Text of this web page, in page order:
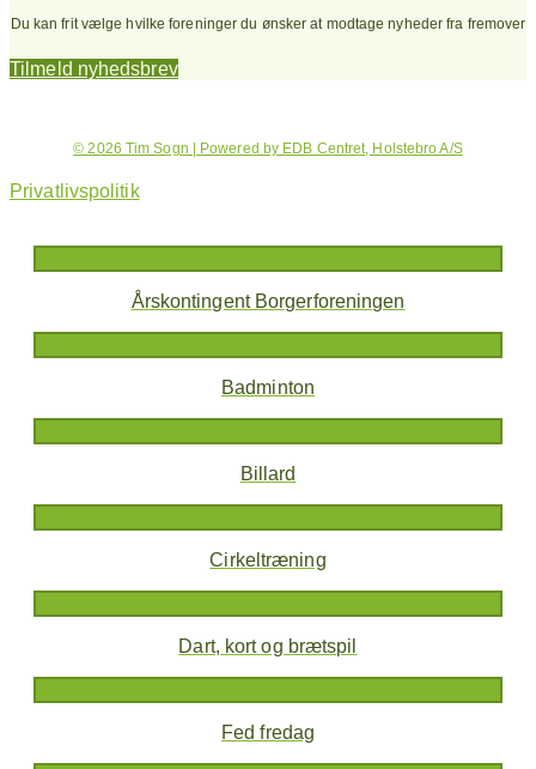
Du kan frit vælge hvilke foreninger du ønsker at modtage nyheder fra fremover
Tilmeld nyhedsbrev
© 2026 Tim Sogn | Powered by EDB Centret, Holstebro A/S
Privatlivspolitik
Årskontingent Borgerforeningen
Badminton
Billard
Cirkeltræning
Dart, kort og brætspil
Fed fredag